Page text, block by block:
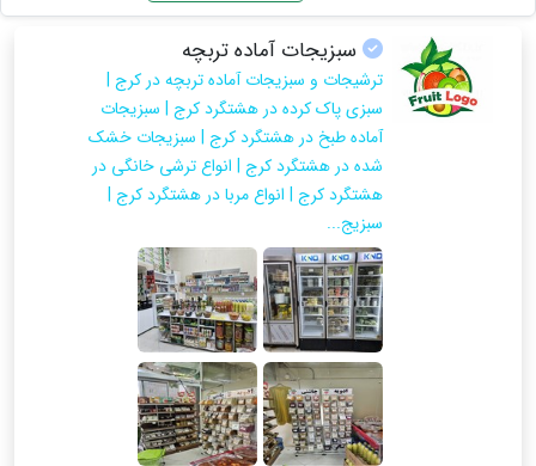
سبزیجات آماده تربچه
ترشیجات و سبزیجات آماده تربچه در کرج |
سبزی پاک کرده در هشتگرد کرج | سبزیجات
آماده طبخ در هشتگرد کرج | سبزیجات خشک
شده در هشتگرد کرج | انواع ترشی خانگی در
هشتگرد کرج | انواع مربا در هشتگرد کرج |
سبزیج...